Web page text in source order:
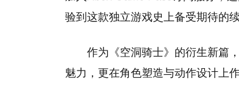
验到这款独立游戏史上备受期待的续
作为《空洞骑士》的衍生新篇
魅力，更在角色塑造与动作设计上